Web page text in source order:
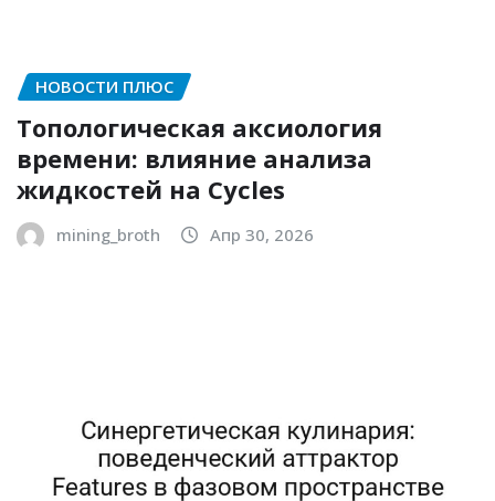
НОВОСТИ ПЛЮС
Топологическая аксиология
времени: влияние анализа
жидкостей на Cycles
mining_broth Апр 30, 2026